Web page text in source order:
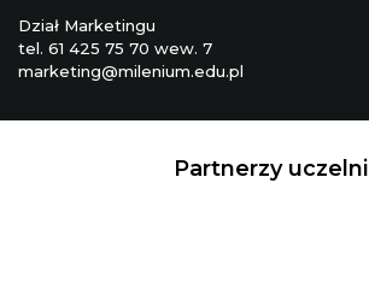
Dział Marketingu
tel. 61 425 75 70 wew. 7
marketing@milenium.edu.pl
Partnerzy uczelni